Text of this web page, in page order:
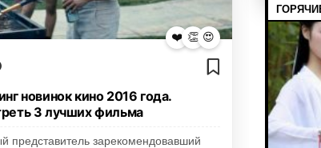
❤️ 👏 😍
новинок кино 2016 года.
3 лучших фильма
представитель зарекомендовавший